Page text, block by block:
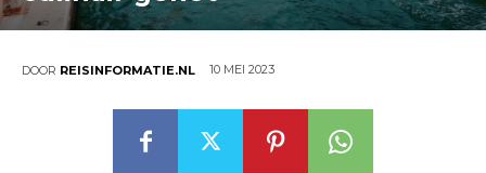
DOOR REISINFORMATIE.NL 10 MEI 2023